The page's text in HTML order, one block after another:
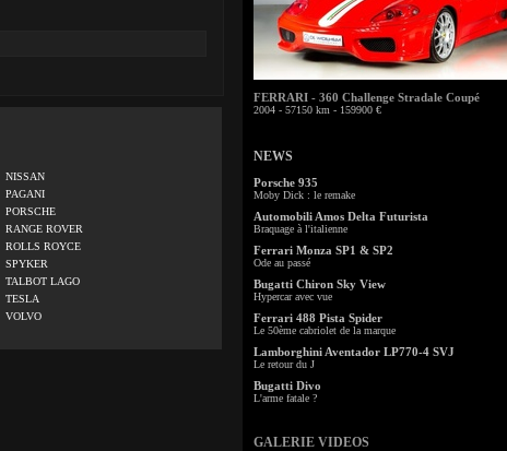
NISSAN
PAGANI
PORSCHE
RANGE ROVER
ROLLS ROYCE
SPYKER
TALBOT LAGO
TESLA
VOLVO
FERRARI - 360 Challenge Stradale Coupé
2004 - 57150 km - 159900 €
NEWS
Porsche 935
Moby Dick : le remake
Automobili Amos Delta Futurista
Braquage à l'italienne
Ferrari Monza SP1 & SP2
Ode au passé
Bugatti Chiron Sky View
Hypercar avec vue
Ferrari 488 Pista Spider
Le 50ème cabriolet de la marque
Lamborghini Aventador LP770-4 SVJ
Le retour du J
Bugatti Divo
L'arme fatale ?
GALERIE VIDEOS